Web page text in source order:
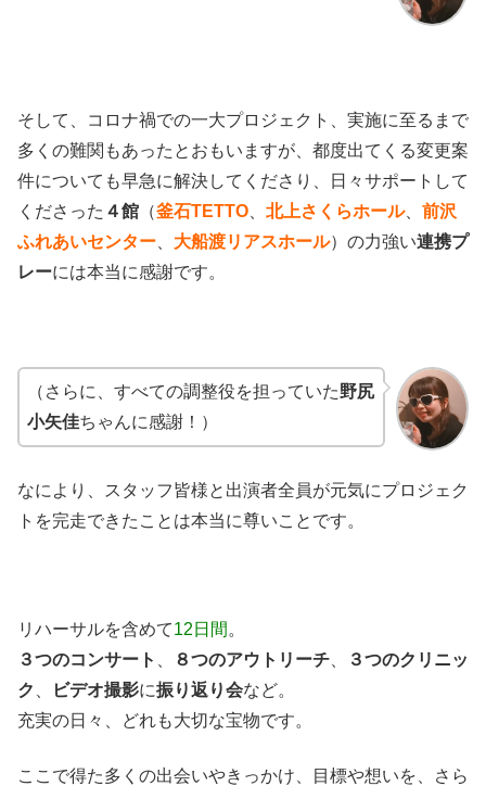
そして、コロナ禍での一大プロジェクト、実施に至るまで
多くの難関もあったとおもいますが、都度出てくる変更案
件についても早急に解決してくださり、日々サポートして
くださった ４館 （釜石TETTO 北上さくらホール、 前沢
ふれあいセンター
大船渡リアスホール）の力強い連携プ
レーには本当に感謝です。
（さらに、すべての調整役を担っていた野尻
小矢佳ちゃんに感謝！）
なにより、スタッフ皆様と出演者全員が元気にプロジェク
トを完走できたことは本当に尊いことです。
リハーサルを含めて12日間 。
３つのコンサート
８つのアウトリーチ
３つのクリニッ
ク
ビデオ撮影に振り返り会など。
充実の日々、どれも大切な宝物です。
ここで得た多くの出会いやきっかけ、目標や想いを、さら